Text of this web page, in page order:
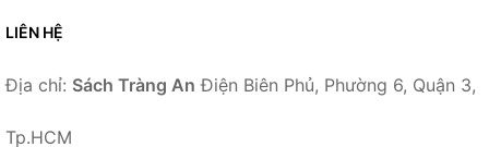
LIÊN HỆ
Địa chỉ: Sách Tràng An Điện Biên Phủ, Phường 6, Quận 3,
Tp.HCM